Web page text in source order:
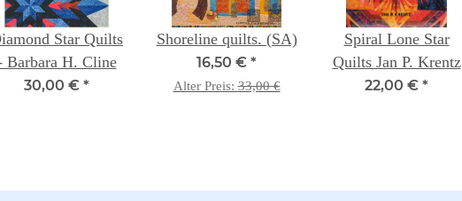
Star Quilts
Barbara H. Cline
30,00 € *
Shoreline quilts. (SA)
16,50 € *
Alter Preis:33,00 €
Spiral Lone Star
Quilts Jan P. Krentz
22,00 € *